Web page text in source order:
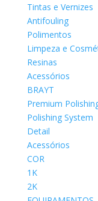
Tintas e Vernizes
Antifouling
Polimentos
Limpeza e
Resinas
Acessórios
BRAYT
Premium
Polishing System
Detail
Acessórios
COR
1K
2K